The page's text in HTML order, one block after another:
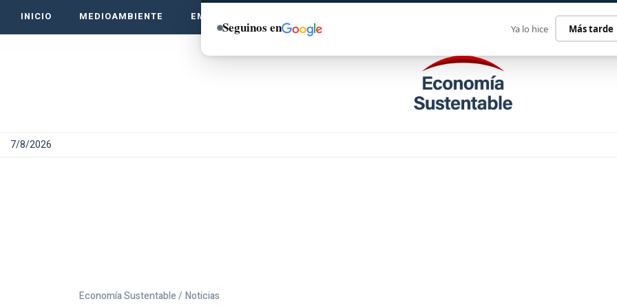
INICIO MEDIOAMBIENTE EMPRENDE VERDE
7/8/2026
Economía Sustentable / Noticias
Seguinos en Ya lo hice Más tarde